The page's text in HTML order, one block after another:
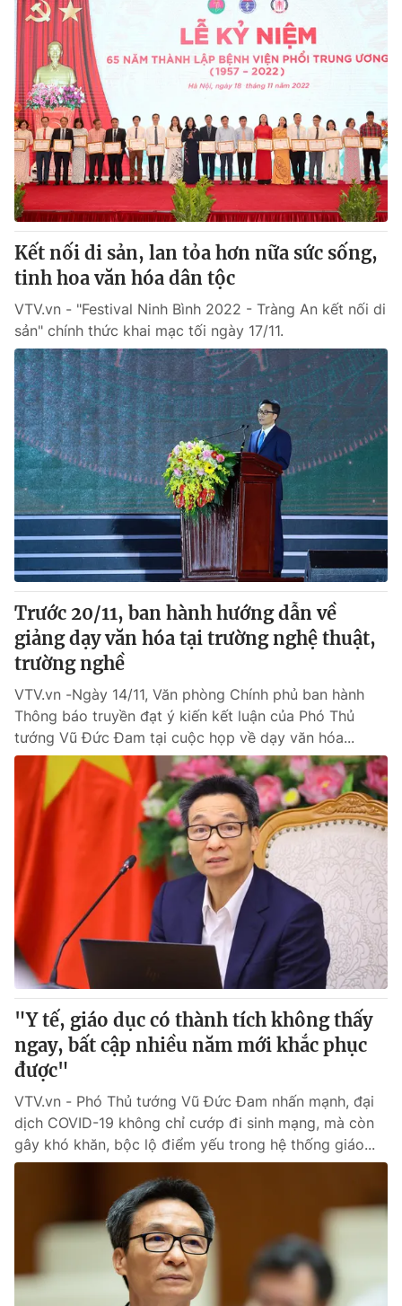
Theo dõi báo trên
Cơ quan chủ quản:Đài Truyền hình Việt Nam
Cơ quan báo chí:
Thời báo VTV
Giấy phép hoạt động báo in và báo điện tử số 483/GP-BTTTT
cấp ngày 29/12/2023
Tổng Biên tập:Vũ Thanh Thủy
Phó Tổng Biên tập:Nguyễn Thị Mỹ Hạnh, Phạm Quốc Thắng,
Nguyễn Trọng Ninh
Tổng đài VTV:024.38 355 931 - 024.38 355 932
Ðiện thoại Thời báo VTV:024.66 897 897
Email: toasoan@vtv.vn
024-7300.7108
® Cấm sao chép dưới mọi hình thức nếu không có sự chấp
thuận bằng văn bản. Ghi rõ nguồn VTV.vn khi phát hành lại
thông tin từ website này.
Kết nối di sản, lan tỏa hơn nữa sức sống,
tinh hoa văn hóa dân tộc
VTV.vn - "Festival Ninh Bình 2022 - Tràng An kết nối di
sản" chính thức khai mạc tối ngày 17/11.
Trước 20/11, ban hành hướng dẫn về
giảng dạy văn hóa tại trường nghệ thuật,
trường nghề
VTV.vn -Ngày 14/11, Văn phòng Chính phủ ban hành
Thông báo truyền đạt ý kiến kết luận của Phó Thủ
tướng Vũ Đức Đam tại cuộc họp về dạy văn hóa...
"Y tế, giáo dục có thành tích không thấy
ngay, bất cập nhiều năm mới khắc phục
được"
VTV.vn - Phó Thủ tướng Vũ Đức Đam nhấn mạnh, đại
dịch COVID-19 không chỉ cướp đi sinh mạng, mà còn
gây khó khăn, bộc lộ điểm yếu trong hệ thống giáo...